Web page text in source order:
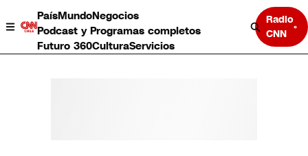
PaísMundoNegocios
Podcast y Programas completos
Futuro 360CulturaServicios
Radio
CNN